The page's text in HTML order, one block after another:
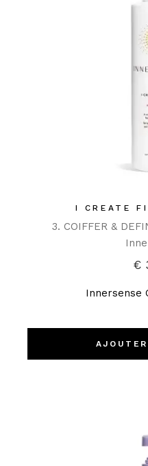
I CREATE
3. COIFFER &
€
Innersense